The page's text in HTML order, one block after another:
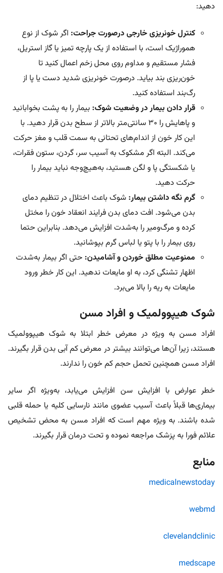
دهید:
کنترل خونریزی خارجی درصورت جراحت: اگر شوک از نوع
هموراژیک است، با استفاده از یک پارچه تمیز یا گاز استریل،
فشار مستقیم و مداوم روی محل زخم اعمال کنید تا
خون‌ریزی بند بیاید. درصورت خونریزی شدید دست یا پا از
رگ‌بند استفاده کنید.
قرار دادن بیمار در وضعیت شوک: بیمار را به پشت بخوابانید
و پاهایش را ۳۰ سانتی‌متر بالاتر از سطح بدن قرار دهید. با
این کار خون از اندام‌های تحتانی به سمت قلب و مغز حرکت
می‌کند. البته اگر مشکوک به آسیب سر، گردن، ستون فقرات،
یا شکستگی پا و لگن هستید، به‌هیچ‌وجه نباید بیمار را
حرکت دهید.
گرم نگه داشتن بیمار: شوک باعث اختلال در تنظیم دمای
بدن می‌شود. افت دمای بدن فرایند انعقاد خون را مختل
کرده و مرگ‌ومیر را به‌شدت افزایش می‌دهد. بنابراین حتما
روی بیمار را با پتو یا لباس گرم بپوشانید.
ممنوعیت مطلق خوردن و آشامیدن: حتی اگر بیمار به‌شدت
اظهار تشنگی کرد، به او مایعات ندهید. این کار خطر ورود
مایعات به ریه را بالا می‌برد.
شوک هیپوولمیک و افراد مسن
افراد مسن به ویژه در معرض خطر ابتلا به شوک هیپوولمیک
هستند، زیرا آن‌ها می‌توانند بیشتر در معرض کم آبی بدن قرار بگیرند.
افراد مسن همچنین تحمل حجم کم خون را ندارند.
خطر عوارض با افزایش سن افزایش می‌یابد، به‌ویژه اگر سایر
بیماری‌ها قبلاً باعث آسیب عضوی مانند نارسایی کلیه یا حمله قلبی
شده باشند. به ویژه مهم است که افراد مسن به محض تشخیص
علائم فورا به پزشک مراجعه نموده و تحت درمان قرار بگیرند.
منابع
medicalnewstoday
webmd
clevelandclinic
medscape